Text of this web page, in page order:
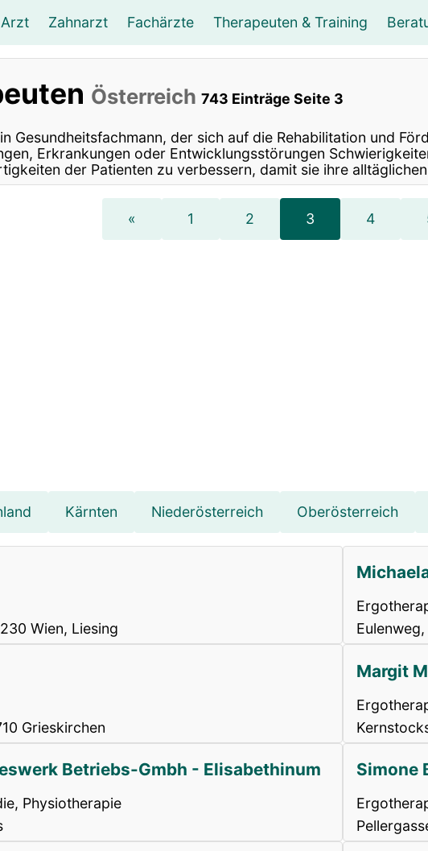
Zahnarzt Fachärzte Therapeuten & Training
Österreich 743 Einträge Seite 3
Gesundheitsfachmann, der sich auf die Rehabilitation und
Erkrankungen oder Entwicklungsstörungen
der Patienten zu verbessern, damit sie ihre
« 1 2 3 4
Kärnten Niederösterreich Oberösterreich
Wien, Liesing
Grieskirchen
Margit
Betriebs-Gmbh - Elisabethinum
Physiotherapie
Simone